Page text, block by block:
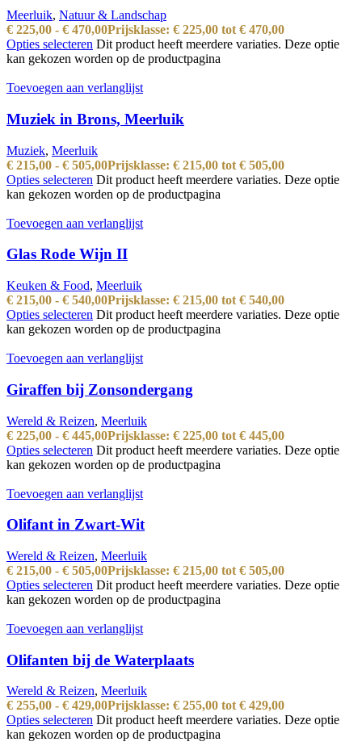
Meerluik, Natuur & Landschap
€ 225,00 - € 470,00Prijsklasse: € 225,00 tot € 470,00
Opties selecteren Dit product heeft meerdere variaties. Deze optie
kan gekozen worden op de productpagina
Toevoegen aan verlanglijst
Muziek in Brons, Meerluik
Muziek, Meerluik
€ 215,00 - € 505,00Prijsklasse: € 215,00 tot € 505,00
Opties selecteren Dit product heeft meerdere variaties. Deze optie
kan gekozen worden op de productpagina
Toevoegen aan verlanglijst
Glas Rode Wijn II
Keuken & Food, Meerluik
€ 215,00 - € 540,00Prijsklasse: € 215,00 tot € 540,00
Opties selecteren Dit product heeft meerdere variaties. Deze optie
kan gekozen worden op de productpagina
Toevoegen aan verlanglijst
Giraffen bij Zonsondergang
Wereld & Reizen, Meerluik
€ 225,00 - € 445,00Prijsklasse: € 225,00 tot € 445,00
Opties selecteren Dit product heeft meerdere variaties. Deze optie
kan gekozen worden op de productpagina
Toevoegen aan verlanglijst
Olifant in Zwart-Wit
Wereld & Reizen, Meerluik
€ 215,00 - € 505,00Prijsklasse: € 215,00 tot € 505,00
Opties selecteren Dit product heeft meerdere variaties. Deze optie
kan gekozen worden op de productpagina
Toevoegen aan verlanglijst
Olifanten bij de Waterplaats
Wereld & Reizen, Meerluik
€ 255,00 - € 429,00Prijsklasse: € 255,00 tot € 429,00
Opties selecteren Dit product heeft meerdere variaties. Deze optie
kan gekozen worden op de productpagina